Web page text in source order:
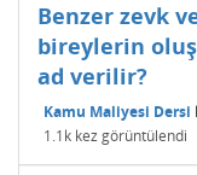
Benzer zevk
bireylerin
ad verilir?
Kamu Maliyesi Dersi
1.1k kez görüntülendi